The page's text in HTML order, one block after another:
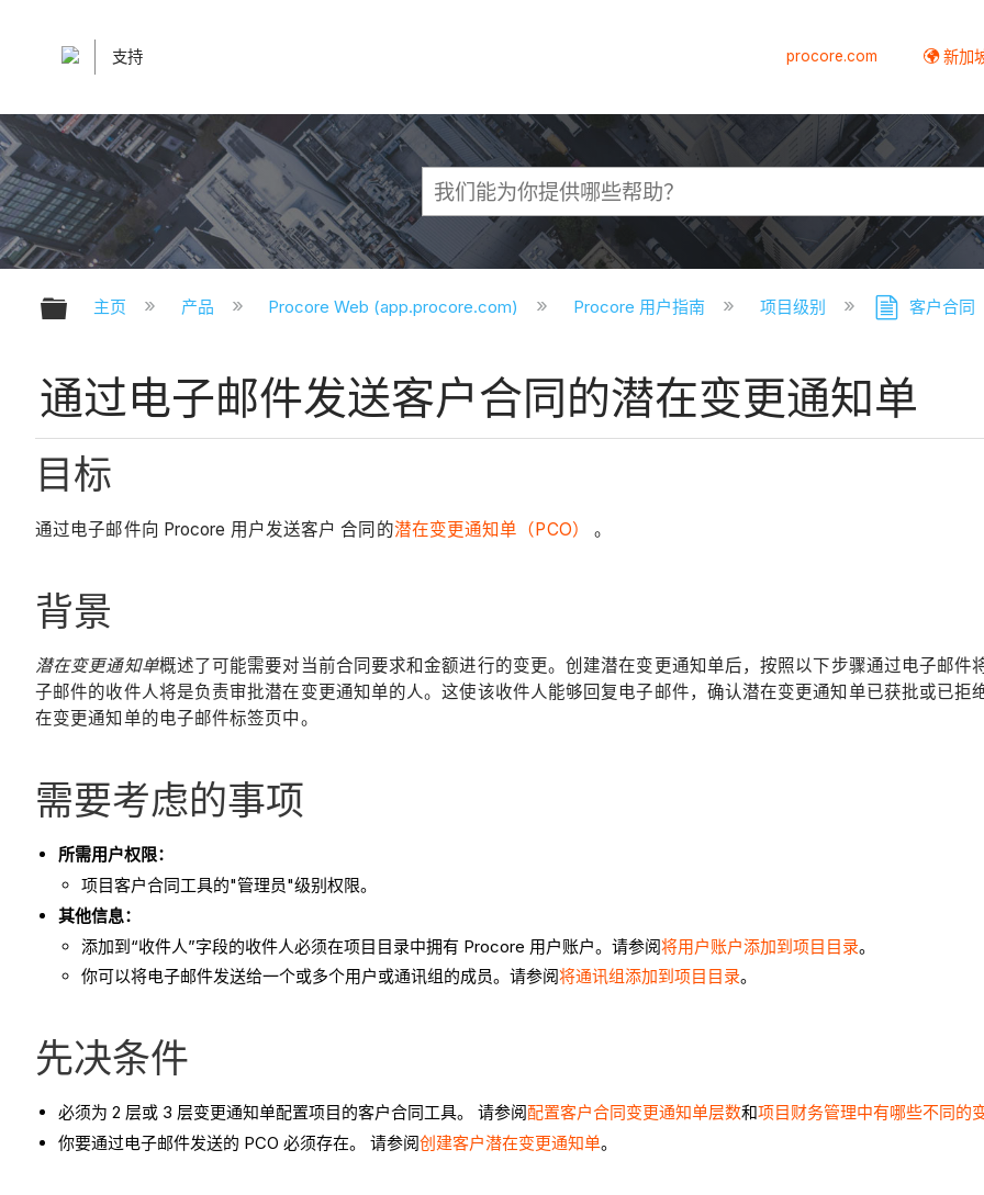
支持 procore.com 新加
扩展/隐缩全局层次
主页 产品 Procore Web (app.procore.com) Procore 用户指南 项目级别 客户合同
通过电子邮件发送客户合同的潜在变更通知单
目标
通过电子邮件向 Procore 用户发送客户 合同的潜在变更通知单（PCO） 。
背景
潜在变更通知单概述了可能需要对当前合同要求和金额进行的变更。创建潜在变更通知单后，按照以下步骤通过电子邮
子邮件的收件人将是负责审批潜在变更通知单的人。这使该收件人能够回复电子邮件，确认潜在变更通知单已获批或已
在变更通知单的电子邮件标签页中。
需要考虑的事项
所需用户权限：
项目客户合同工具的"管理员"级别权限。
其他信息：
添加到“收件人”字段的收件人必须在项目目录中拥有 Procore 用户账户。请参阅将用户账户添加到项目目录。
你可以将电子邮件发送给一个或多个用户或通讯组的成员。请参阅将通讯组添加到项目目录。
先决条件
必须为 2 层或 3 层变更通知单配置项目的客户合同工具。 请参阅配置客户合同变更通知单层数和项目财务管理中有哪些不同的
你要通过电子邮件发送的 PCO 必须存在。 请参阅创建客户潜在变更通知单。